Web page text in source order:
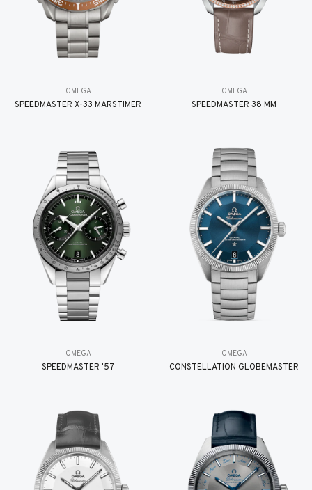
OMEGA
SPEEDMASTER X-33 MARSTIMER
OMEGA
SPEEDMASTER 38 MM
OMEGA
SPEEDMASTER '57
OMEGA
CONSTELLATION GLOBEMASTER